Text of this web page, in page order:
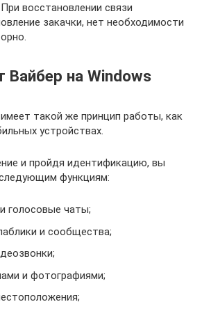
восстановлении связи
закачки, нет необходимости
Вайбер на Windows
такой же принцип работы, как
устройствах.
и пройдя идентификацию, вы
функциям:
голосовые чаты;
и сообщества;
и фотографиями;